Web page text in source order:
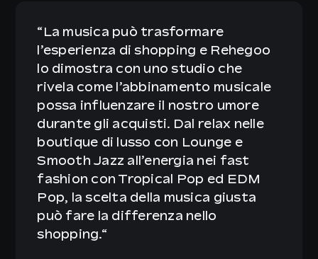
“La musica può trasformare
l’esperienza di shopping e Rehegoo
lo dimostra con uno studio che
rivela come l’abbinamento musicale
possa influenzare il nostro umore
durante gli acquisti. Dal relax nelle
boutique di lusso con Lounge e
Smooth Jazz all’energia nei fast
fashion con Tropical Pop ed EDM
Pop, la scelta della musica giusta
può fare la differenza nello
shopping.“